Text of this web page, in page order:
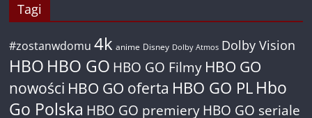
Tagi
#zostanwdomu 4k anime Disney Dolby Atmos Dolby Vision
HBO HBO GO HBO GO Filmy HBO GO
nowości HBO GO oferta HBO GO PL Hbo
Go Polska HBO GO premiery HBO GO seriale